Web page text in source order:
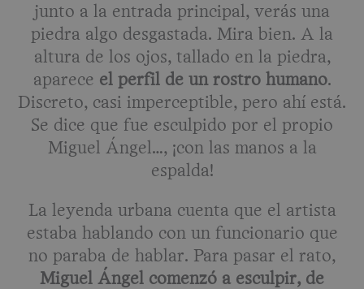
junto a la entrada principal, verás una
piedra algo desgastada. Mira bien. A la
altura de los ojos, tallado en la piedra,
aparece el perfil de un rostro humano.
Discreto, casi imperceptible, pero ahí está.
Se dice que fue esculpido por el propio
Miguel Ángel…, ¡con las manos a la
espalda!
La leyenda urbana cuenta que el artista
estaba hablando con un funcionario que
no paraba de hablar. Para pasar el rato,
Miguel Ángel comenzó a esculpir, de